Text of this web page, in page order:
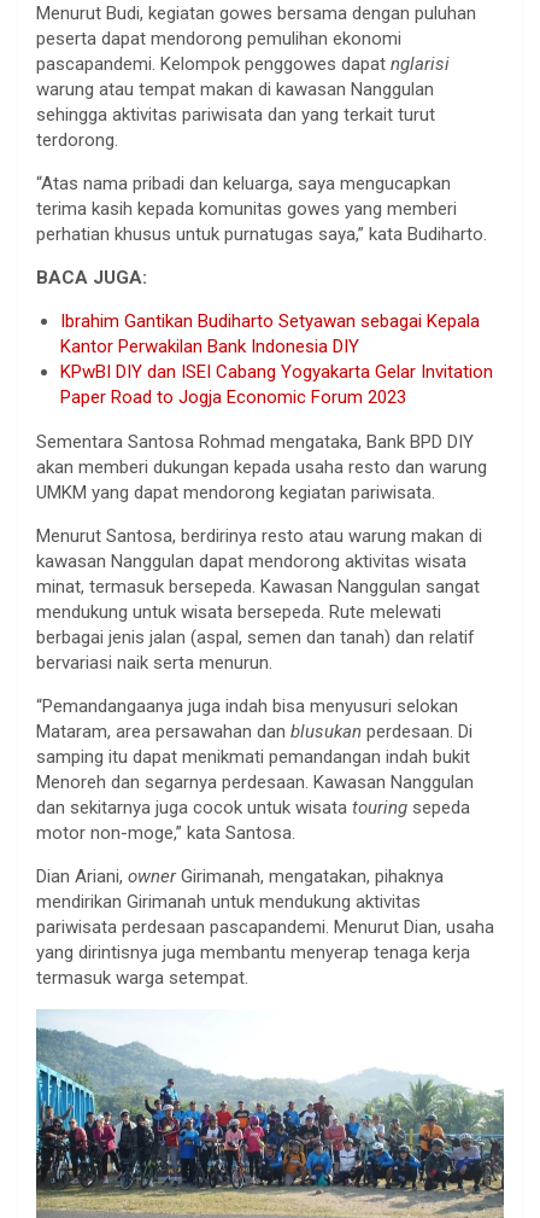
Menurut Budi, kegiatan gowes bersama dengan puluhan
peserta dapat mendorong pemulihan ekonomi
pascapandemi. Kelompok penggowes dapat nglarisi
warung atau tempat makan di kawasan Nanggulan
sehingga aktivitas pariwisata dan yang terkait turut
terdorong.
“Atas nama pribadi dan keluarga, saya mengucapkan
terima kasih kepada komunitas gowes yang memberi
perhatian khusus untuk purnatugas saya,” kata Budiharto.
BACA JUGA:
Ibrahim Gantikan Budiharto Setyawan sebagai Kepala
Kantor Perwakilan Bank Indonesia DIY
KPwBI DIY dan ISEI Cabang Yogyakarta Gelar Invitation
Paper Road to Jogja Economic Forum 2023
Sementara Santosa Rohmad mengataka, Bank BPD DIY
akan memberi dukungan kepada usaha resto dan warung
UMKM yang dapat mendorong kegiatan pariwisata.
Menurut Santosa, berdirinya resto atau warung makan di
kawasan Nanggulan dapat mendorong aktivitas wisata
minat, termasuk bersepeda. Kawasan Nanggulan sangat
mendukung untuk wisata bersepeda. Rute melewati
berbagai jenis jalan (aspal, semen dan tanah) dan relatif
bervariasi naik serta menurun.
“Pemandangaanya juga indah bisa menyusuri selokan
Mataram, area persawahan dan blusukan perdesaan. Di
samping itu dapat menikmati pemandangan indah bukit
Menoreh dan segarnya perdesaan. Kawasan Nanggulan
dan sekitarnya juga cocok untuk wisata touring sepeda
motor non-moge,” kata Santosa.
Dian Ariani, ownerGirimanah, mengatakan, pihaknya
mendirikan Girimanah untuk mendukung aktivitas
pariwisata perdesaan pascapandemi. Menurut Dian, usaha
yang dirintisnya juga membantu menyerap tenaga kerja
termasuk warga setempat.